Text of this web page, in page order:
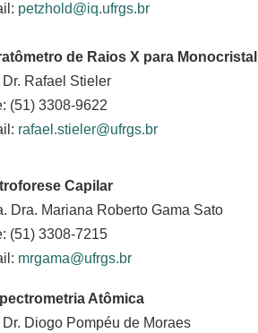
petzhold@iq.ufrgs.br
de Raios X para Monocristal
Dr. Rafael Stieler
(51) 3308-9622
rafael.stieler@ufrgs.br
Capilar
Dra. Mariana Roberto Gama Sato
(51) 3308-7215
mrgama@ufrgs.br
Atômica
Dr. Diogo Pompéu de Moraes